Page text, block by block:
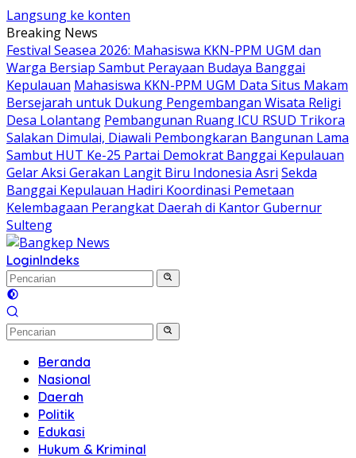
Langsung ke konten
Breaking News
Festival Seasea 2026: Mahasiswa KKN-PPM UGM dan
Warga Bersiap Sambut Perayaan Budaya Banggai
Kepulauan Mahasiswa KKN-PPM UGM Data Situs Makam
Bersejarah untuk Dukung Pengembangan Wisata Religi
Desa Lolantang Pembangunan Ruang ICU RSUD Trikora
Salakan Dimulai, Diawali Pembongkaran Bangunan Lama
Sambut HUT Ke-25 Partai Demokrat Banggai Kepulauan
Gelar Aksi Gerakan Langit Biru Indonesia Asri Sekda
Banggai Kepulauan Hadiri Koordinasi Pemetaan
Kelembagaan Perangkat Daerah di Kantor Gubernur
Sulteng
LoginIndeks
Beranda
Nasional
Daerah
Politik
Edukasi
Hukum & Kriminal